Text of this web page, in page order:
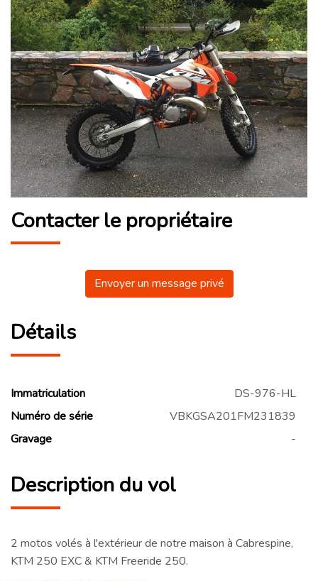
Contacter le propriétaire
Envoyer un message privé
Détails
Immatriculation
DS-976-HL
Numéro de série
VBKGSA201FM231839
Gravage
-
Description du vol
2 motos volés à l'extérieur de notre maison à Cabrespine,
KTM 250 EXC & KTM Freeride 250.